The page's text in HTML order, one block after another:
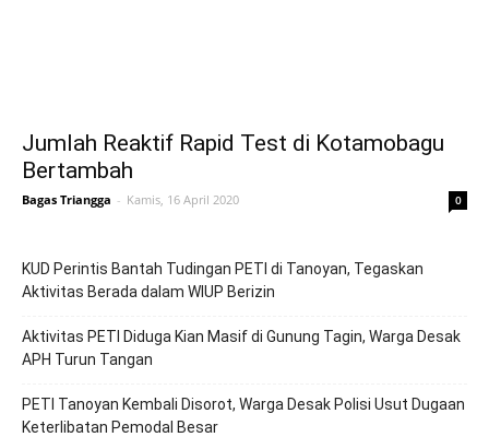
Jumlah Reaktif Rapid Test di Kotamobagu
Bertambah
Bagas Triangga - Kamis, 16 April 2020 0
KUD Perintis Bantah Tudingan PETI di Tanoyan, Tegaskan
Aktivitas Berada dalam WIUP Berizin
Aktivitas PETI Diduga Kian Masif di Gunung Tagin, Warga Desak
APH Turun Tangan
PETI Tanoyan Kembali Disorot, Warga Desak Polisi Usut Dugaan
Keterlibatan Pemodal Besar